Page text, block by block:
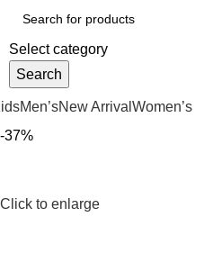
Select category
Search
Men’sNew Arrival Women’s
-37%
Click to enlarge